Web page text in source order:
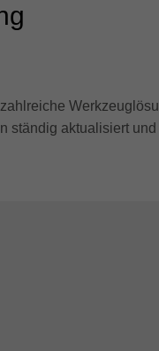
ständig aktualisiert